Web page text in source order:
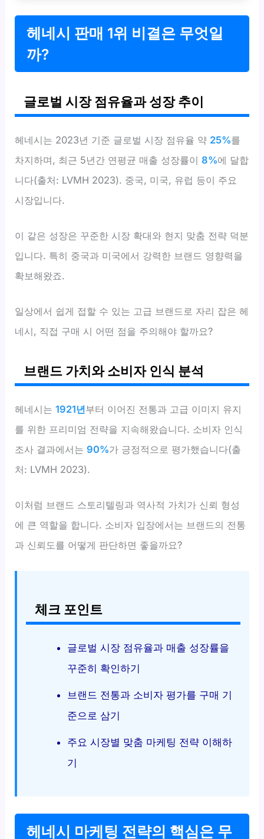
헤네시 판매 1위 비결은 무엇일
까?
글로벌 시장 점유율과 성장 추이
헤네시는 2023년 기준 글로벌 시장 점유율 약 25%를
차지하며, 최근 5년간 연평균 매출 성장률이8%에 달합
니다(출처: LVMH 2023). 중국, 미국, 유럽 등이 주요
시장입니다.
이 같은 성장은 꾸준한 시장 확대와 현지 맞춤 전략 덕분
입니다. 특히 중국과 미국에서 강력한 브랜드 영향력을
확보해왔죠.
일상에서 쉽게 접할 수 있는 고급 브랜드로 자리 잡은 헤
네시, 직접 구매 시 어떤 점을 주의해야 할까요?
브랜드 가치와 소비자 인식 분석
헤네시는1921년부터 이어진 전통과 고급 이미지 유지
를 위한 프리미엄 전략을 지속해왔습니다. 소비자 인식
조사 결과에서는90%가 긍정적으로 평가했습니다(출
처: LVMH 2023).
이처럼 브랜드 스토리텔링과 역사적 가치가 신뢰 형성
에 큰 역할을 합니다. 소비자 입장에서는 브랜드의 전통
과 신뢰도를 어떻게 판단하면 좋을까요?
체크 포인트
글로벌 시장 점유율과 매출 성장률을
꾸준히 확인하기
브랜드 전통과 소비자 평가를 구매 기
준으로 삼기
주요 시장별 맞춤 마케팅 전략 이해하
기
헤네시 마케팅 전략의 핵심은 무